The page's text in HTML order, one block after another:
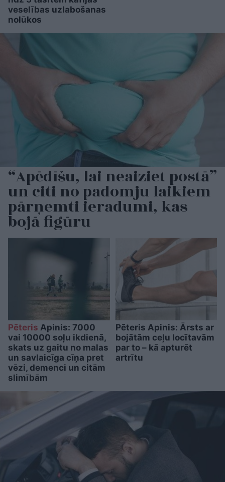
veselības uzlabošanas
nolūkos
“Apēdīšu, lai neaiziet postā”
un citi no padomju laikiem
pārņemti ieradumi, kas
bojā figūru
Pēteris Apinis: 7000
vai 10000 soļu ikdienā,
skats uz gaitu no malas
un savlaicīga cīņa pret
vēzi, demenci un citām
slimībām
Pēteris Apinis: Ārsts ar
bojātām ceļu locītavām
par to – kā apturēt
artrītu